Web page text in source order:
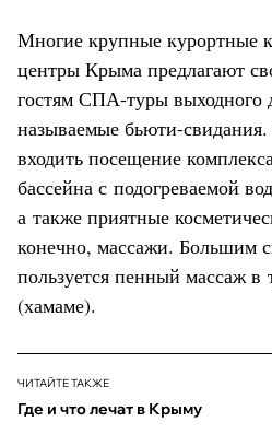
Многие крупные
центры Крыма предлагают
гостям СПА-туры выходного
называемые бьюти-
входить посещение
бассейна с подогреваемой
а также приятные
конечно, массажи. Большим
пользуется пенный массаж в
(хамаме).
ЧИТАЙТЕ ТАКЖЕ
Где и что лечат в Крыму